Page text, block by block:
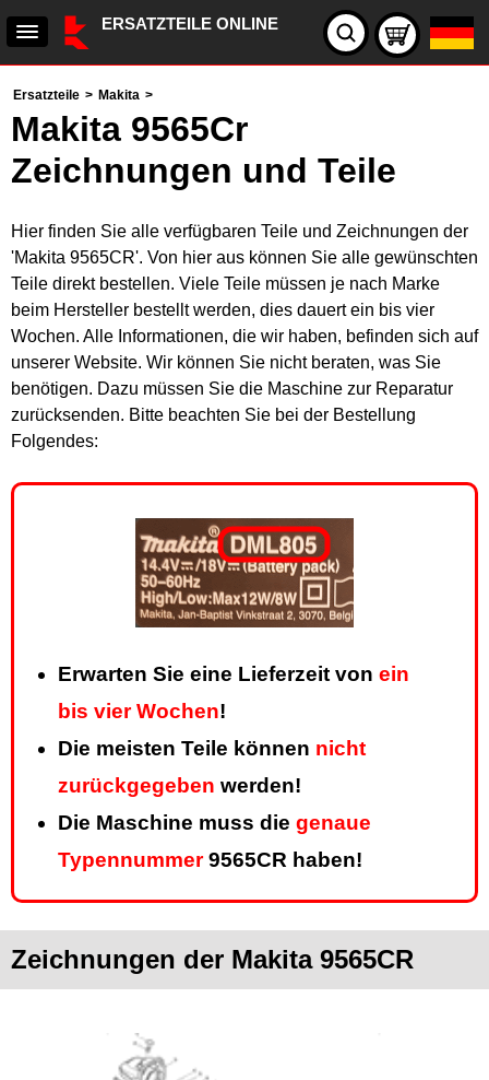
ERSATZTEILE ONLINE
Ersatzteile > Makita >
Makita 9565Cr
Zeichnungen und Teile
Hier finden Sie alle verfügbaren Teile und Zeichnungen der
'Makita 9565CR'. Von hier aus können Sie alle gewünschten
Teile direkt bestellen. Viele Teile müssen je nach Marke
beim Hersteller bestellt werden, dies dauert ein bis vier
Wochen. Alle Informationen, die wir haben, befinden sich auf
unserer Website. Wir können Sie nicht beraten, was Sie
benötigen. Dazu müssen Sie die Maschine zur Reparatur
zurücksenden. Bitte beachten Sie bei der Bestellung
Folgendes:
Erwarten Sie eine Lieferzeit von ein
bis vier Wochen!
Die meisten Teile können nicht
zurückgegeben werden!
Die Maschine muss die genaue
Typennummer9565CR haben!
Zeichnungen der Makita 9565CR